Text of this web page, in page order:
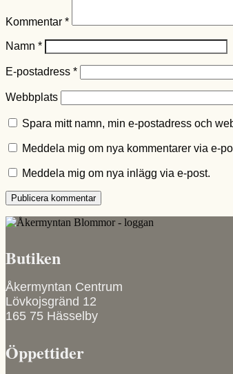
Kommentar *
Namn *
E-postadress *
Webbplats
Spara mitt namn, min e-postadress och
Meddela mig om nya kommentarer via e-
Meddela mig om nya inlägg via e-post.
Butiken
Åkermyntan Centrum
Lövkojsgränd 12
165 75 Hässelby
Öppettider